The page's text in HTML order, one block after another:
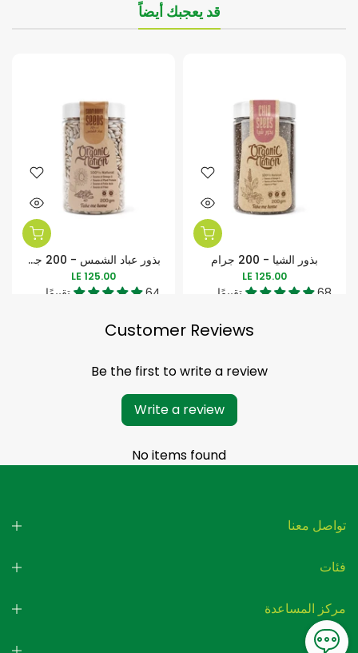
قد يعجبك أيضاً
بذور الشيا - 200 جرام
LE 125.00
68 تقييمًا
بذور عباد الشمس - 200 جرام
LE 125.00
64 تقييمًا
Customer Reviews
Be the first to write a review
Write a review
No items found
تواصل معنا
فئات
مركز المساعدة